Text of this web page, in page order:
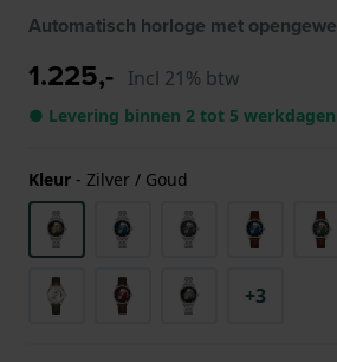
Automatisch horloge met
1.225,- Incl 21% btw
● Levering binnen 2 tot 5 werkdagen
Kleur - Zilver / Goud
+3